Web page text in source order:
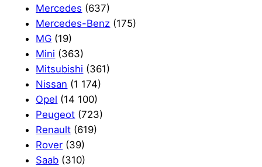
Mercedes (637)
Mercedes-Benz (175)
MG (19)
Mini (363)
Mitsubishi (361)
Nissan (1 174)
Opel (14 100)
Peugeot (723)
Renault (619)
Rover (39)
Saab (310)